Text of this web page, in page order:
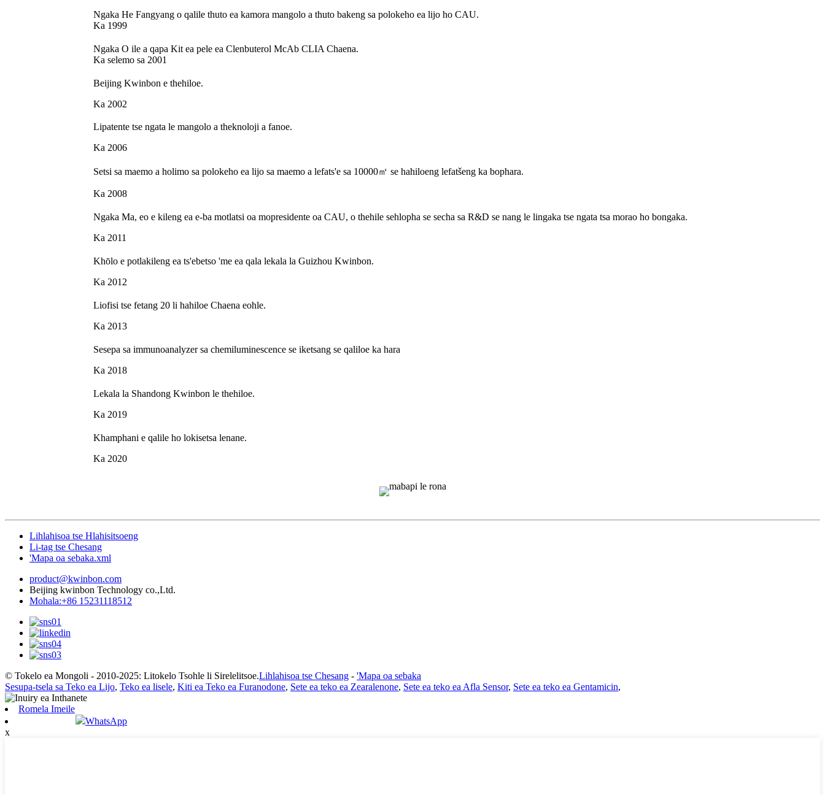
Ngaka He Fangyang o qalile thuto ea kamora mangolo a thuto bakeng sa polokeho ea lijo ho CAU.
Ka 1999
Ngaka O ile a qapa Kit ea pele ea Clenbuterol McAb CLIA Chaena.
Ka selemo sa 2001
Beijing Kwinbon e thehiloe.
Ka 2002
Lipatente tse ngata le mangolo a theknoloji a fanoe.
Ka 2006
Setsi sa maemo a holimo sa polokeho ea lijo sa maemo a lefats'e sa 10000㎡ se hahiloeng lefatšeng ka bophara.
Ka 2008
Ngaka Ma, eo e kileng ea e-ba motlatsi oa mopresidente oa CAU, o thehile sehlopha se secha sa R&D se nang le lingaka tse ngata tsa morao ho bongaka.
Ka 2011
Khōlo e potlakileng ea ts'ebetso 'me ea qala lekala la Guizhou Kwinbon.
Ka 2012
Liofisi tse fetang 20 li hahiloe Chaena eohle.
Ka 2013
Sesepa sa immunoanalyzer sa chemiluminescence se iketsang se qaliloe ka hara
Ka 2018
Lekala la Shandong Kwinbon le thehiloe.
Ka 2019
Khamphani e qalile ho lokisetsa lenane.
Ka 2020
Lihlahisoa tse Hlahisitsoeng
Li-tag tse Chesang
'Mapa oa sebaka.xml
product@kwinbon.com
Beijing kwinbon Technology co.,Ltd.
Mohala:+86 15231118512
© Tokelo ea Mongoli - 2010-2025: Litokelo Tsohle li Sirelelitsoe.Lihlahisoa tse Chesang - 'Mapa oa sebaka
Sesupa-tsela sa Teko ea Lijo, Teko ea lisele, Kiti ea Teko ea Furanodone, Sete ea teko ea Zearalenone, Sete ea teko ea Afla Sensor, Sete ea teko ea Gentamicin,
Romela Imeile
WhatsApp
x